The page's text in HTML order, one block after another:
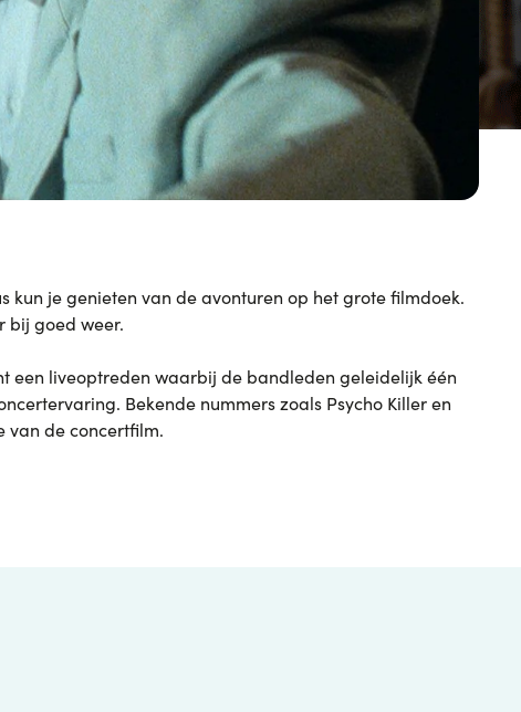
kun je genieten van de avonturen op het grote filmdoek.
bij goed weer.
een liveoptreden waarbij de bandleden geleidelijk één
Bekende nummers zoals Psycho Killeren
van de concertfilm.